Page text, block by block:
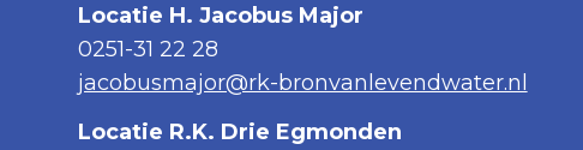
Locatie H. Jacobus Major
0251-31 22 28
jacobusmajor@rk-bronvanlevendwater.nl
Locatie R.K. Drie Egmonden